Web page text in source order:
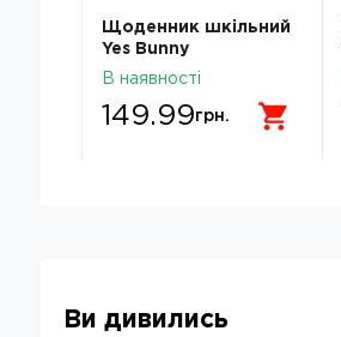
Щоденник шкільний
Yes Bunny
інтегральний A5 40
В наявності
149.99грн.
Ви дивились